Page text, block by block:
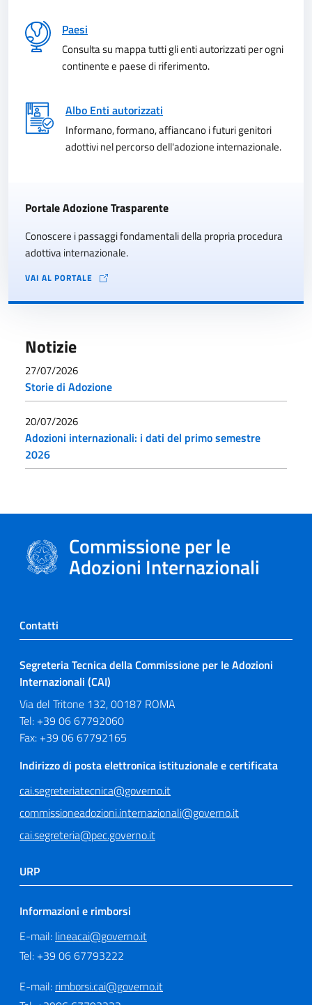
Paesi
Consulta su mappa tutti gli enti autorizzati per ogni
continente e paese di riferimento.
Albo Enti autorizzati
Informano, formano, affiancano i futuri genitori
adottivi nel percorso dell'adozione internazionale.
Portale Adozione Trasparente
Conoscere i passaggi fondamentali della propria procedura
adottiva internazionale.
VAI AL PORTALE
Notizie
27/07/2026
Storie di Adozione
20/07/2026
Adozioni internazionali: i dati del primo semestre
2026
Commissione per le
Adozioni Internazionali
Contatti
Segreteria Tecnica della Commissione per le Adozioni
Internazionali (CAI)
Via del Tritone 132, 00187 ROMA
Tel: +39 06 67792060
Fax: +39 06 67792165
Indirizzo di posta elettronica istituzionale e certificata
cai.segreteriatecnica@governo.it
commissioneadozioni.internazionali@governo.it
cai.segreteria@pec.governo.it
URP
Informazioni e rimborsi
E-mail: lineacai@governo.it
Tel: +39 06 67793222
E-mail: rimborsi.cai@governo.it